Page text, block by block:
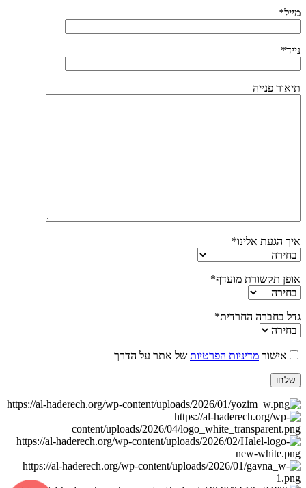
מייל*
נייד*
תיאור פנייה
איך הגעת אלינו*
אופן תקשורת מועדף*
גדל בחברה החרדית*
אישור מדיניות הפרטיות של אתר על הדרך